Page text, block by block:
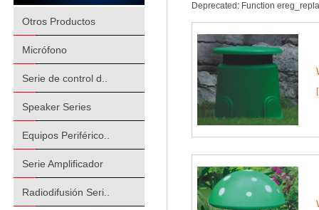
Otros Productos
Micrófono
Serie de control d..
Speaker Series
Equipos Periférico..
Serie Amplificador
Radiodifusión Seri..
Deprecated: Function